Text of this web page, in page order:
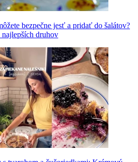
bezpečne jesť a pridať do šalátov?
druhov